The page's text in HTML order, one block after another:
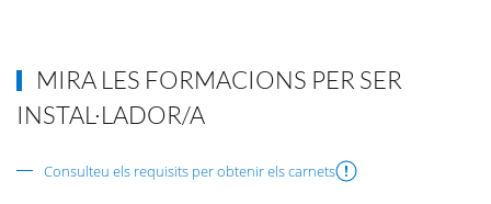
MIRA LES FORMACIONS PER SER
INSTAL·LADOR/A
Consulteu els requisits per obtenir els carnets